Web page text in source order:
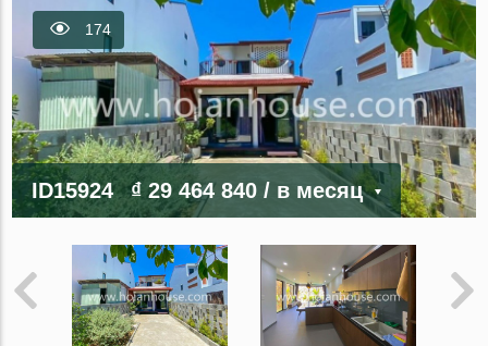
174
ID15924 ₫ 29 464 840/ в месяц